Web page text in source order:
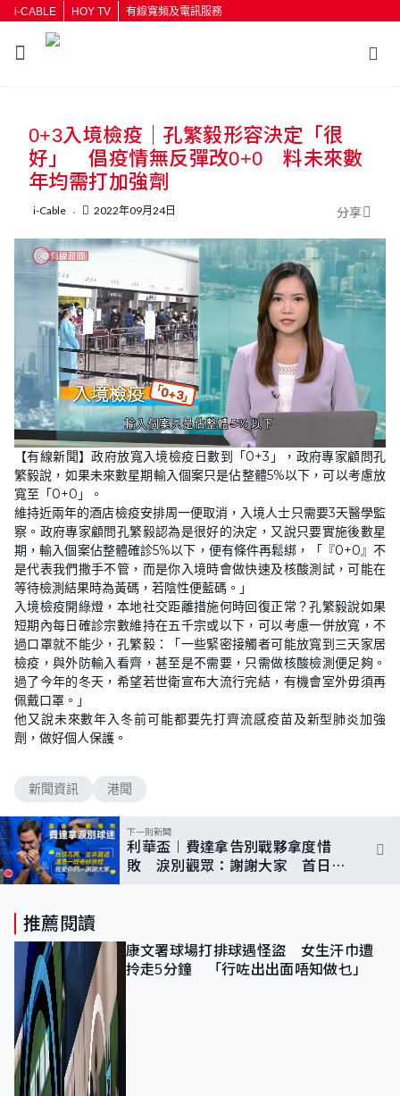
i-CABLE HOY TV 有線寬頻及電訊服務
按輸入鍵開始搜尋
0+3入境檢疫｜孔繁毅形容決定「很
好」 倡疫情無反彈改0+0 料未來數
年均需打加強劑
i-Cable 2022年09月24日 分享
n
m
u
t
e
L
o
a
d
e
4
6
.
6
5
%
【有線新聞】政府放寬入境檢疫日數到「0+3」，政府專家顧問孔
繁毅說，如果未來數星期輸入個案只是佔整體5%以下，可以考慮放
寬至「0+0」。
維持近兩年的酒店檢疫安排周一便取消，入境人士只需要3天醫學監
察。政府專家顧問孔繁毅認為是很好的決定，又說只要實施後數星
期，輸入個案佔整體確診5%以下，便有條件再鬆綁，「『0+0』不
是代表我們撒手不管，而是你入境時會做快速及核酸測試，可能在
等待檢測結果時為黃碼，若陰性便藍碼。」
入境檢疫開綠燈，本地社交距離措施何時回復正常？孔繁毅說如果
短期內每日確診宗數維持在五千宗或以下，可以考慮一併放寬，不
過口罩就不能少，孔繁毅：「一些緊密接觸者可能放寬到三天家居
檢疫，與外防輸入看齊，甚至是不需要，只需做核酸檢測便足夠。
過了今年的冬天，希望若世衛宣布大流行完結，有機會室外毋須再
佩戴口罩。」
他又說未來數年入冬前可能都要先打齊流感疫苗及新型肺炎加強
劑，做好個人保護。
新聞資訊 港聞
下一則新聞
利華盃︱費達拿告別戰夥拿度惜
敗 淚別觀眾：謝謝大家 首日歐
推薦閱讀
康文署球場打排球遇怪盜 女生汗巾遭
拎走5分鐘 「行咗出出面唔知做乜」